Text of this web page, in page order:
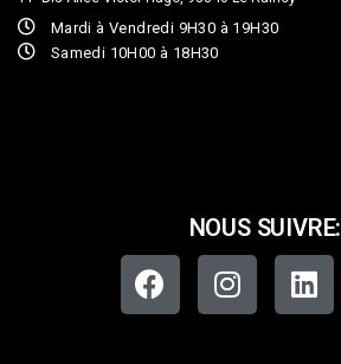
Mardi à Vendredi 9H30 à 19H30
Samedi 10H00 à 18H30
NOUS SUIVRE: